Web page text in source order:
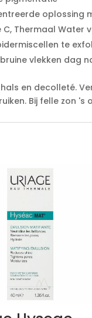
oplossing
Thermaal Water
te
vlekken dag
en decolleté.
Bij felle zon